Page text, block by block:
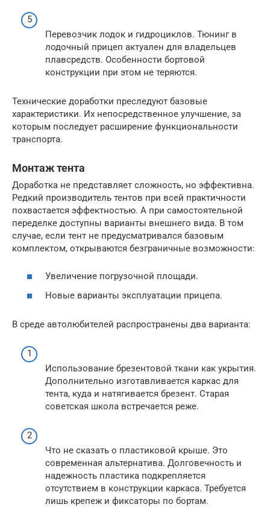
Перевозчик лодок и гидроциклов. Тюнинг в
лодочный прицеп актуален для владельцев
плавсредств. Особенности бортовой
конструкции при этом не теряются.
Технические доработки преследуют базовые
характеристики. Их непосредственное улучшение, за
которым последует расширение функциональности
транспорта.
Монтаж тента
Доработка не представляет сложность, но эффективна.
Редкий производитель тентов при всей практичности
похвастается эффектностью. А при самостоятельной
переделке доступны варианты внешнего вида. В том
случае, если тент не предусматривался базовым
комплектом, открываются безграничные возможности:
Увеличение погрузочной площади.
Новые варианты эксплуатации прицепа.
В среде автолюбителей распространены два варианта:
Использование брезентовой ткани как укрытия.
Дополнительно изготавливается каркас для
тента, куда и натягивается брезент. Старая
советская школа встречается реже.
Что не сказать о пластиковой крыше. Это
современная альтернатива. Долговечность и
надежность пластика подкрепляется
отсутствием в конструкции каркаса. Требуется
лишь крепеж и фиксаторы по бортам.